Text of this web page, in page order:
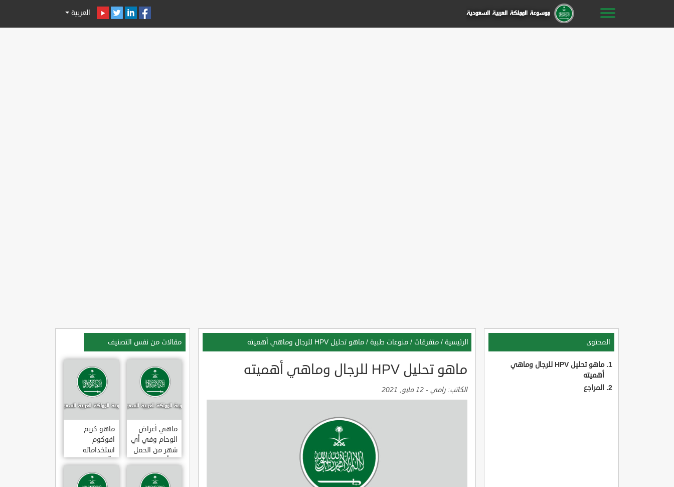
العربية
المحتوى
ماهو تحليل HPV للرجال وماهي
أهميته
المراجع
الرئيسية / متفرقات / منوعات طبية / ماهو تحليل HPV للرجال وماهي أهميته
ماهو تحليل HPV للرجال وماهي أهميته
الكاتب: رامي - 12 مايو, 2021
مقالات من نفس التصنيف
ماهي أعراض
الوحام وفي أي
شهر من الحمل
يبدأ
ماهو كريم
افوكوم
استخداماته
وآثاره الجانبية